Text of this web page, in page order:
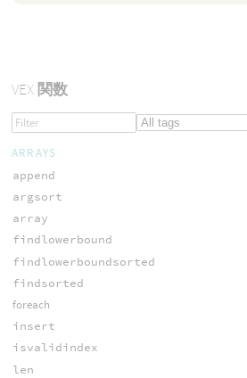
VEX関数
ARRAYS
append
argsort
array
findlowerbound
findlowerboundsorted
findsorted
foreach
insert
isvalidindex
len